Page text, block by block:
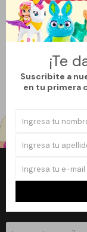
¡Te
Suscribite a
en tu primera
Llega
AVENGERS
30
¡Suscribite a